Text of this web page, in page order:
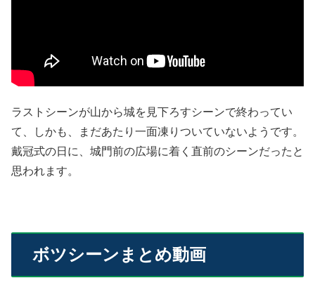
ラストシーンが山から城を見下ろすシーンで終わってい
て、しかも、まだあたり一面凍りついていないようです。
戴冠式の日に、城門前の広場に着く直前のシーンだったと
思われます。
ボツシーンまとめ動画